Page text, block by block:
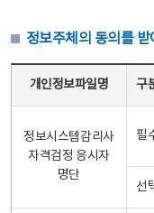
정보주체의 동의를
개인정보파일명 구
정보시스템감리사
자격검정 응시자
명단
필
선